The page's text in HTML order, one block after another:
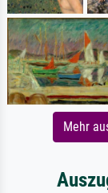
Mehr